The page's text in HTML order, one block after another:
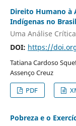
Direito Humano à
Indígenas no Brasil
Uma Análise
DOI: https://
Tatiana Cardoso
Assenço Creuz
PDF
Pobreza e o